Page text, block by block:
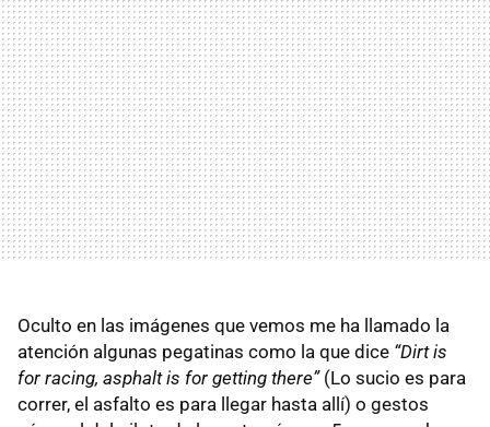
Oculto en las imágenes que vemos me ha llamado la
atención algunas pegatinas como la que dice “Dirt is
for racing, asphalt is for getting there”(Lo sucio es para
correr, el asfalto es para llegar hasta allí) o gestos